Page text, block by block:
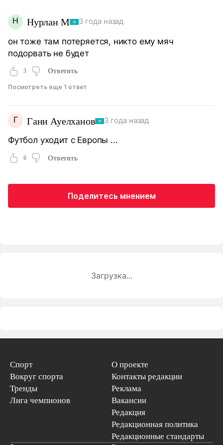
Н Нурлан М 3 года назад
он тоже там потеряется, никто ему мяч
подорвать не будет
3 Ответить
Посмотреть еще 1 ответ
Г Гани Ауелханов 3 года назад
Футбол уходит с Европы ...
0 Ответить
Поделитесь мнением
Загрузка...
Спорт
Вокруг спорта
Тренды
Лига чемпионов
О проекте
Контакты редакции
Реклама
Вакансии
Редакция
Редакционная политика
Редакционные стандарты